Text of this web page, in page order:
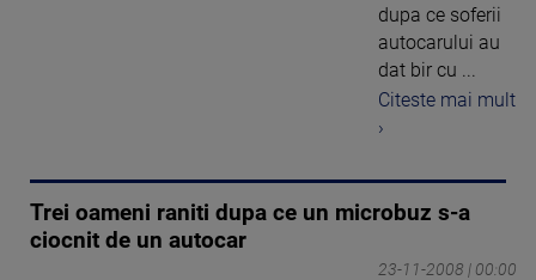
dupa ce soferii
autocarului au
dat bir cu ...
Citeste mai mult
›
Trei oameni raniti dupa ce un microbuz s-a
ciocnit de un autocar
23-11-2008 | 00:00